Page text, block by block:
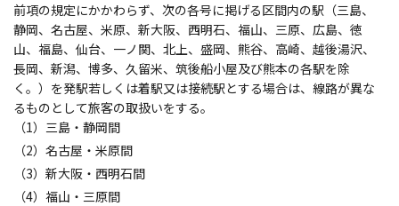
前項の規定にかかわらず、次の各号に掲げる区間内の駅（三島、
静岡、名古屋、米原、新大阪、西明石、福山、三原、広島、徳
山、福島、仙台、一ノ関、北上、盛岡、熊谷、高崎、越後湯沢、
長岡、新潟、博多、久留米、筑後船小屋及び熊本の各駅を除
く。）を発駅若しくは着駅又は接続駅とする場合は、線路が異な
るものとして旅客の取扱いをする。
（1）三島・静岡間
（2）名古屋・米原間
（3）新大阪・西明石間
（4）福山・三原間